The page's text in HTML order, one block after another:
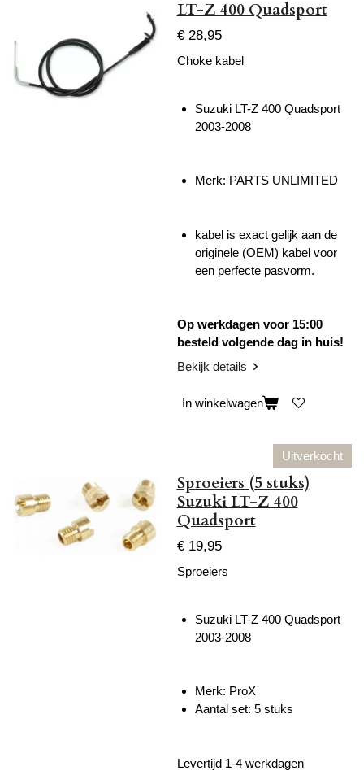
LT-Z 400 Quadsport
€ 28,95
Choke kabel
Suzuki LT-Z 400 Quadsport
2003-2008
Merk: PARTS UNLIMITED
kabel is exact gelijk aan de
originele (OEM) kabel voor
een perfecte pasvorm.
Op werkdagen voor 15:00
besteld volgende dag in huis!
Bekijk details
In winkelwagen
Uitverkocht
Sproeiers (5 stuks)
Suzuki LT-Z 400
Quadsport
€ 19,95
Sproeiers
Suzuki LT-Z 400 Quadsport
2003-2008
Merk: ProX
Aantal set: 5 stuks
Levertijd 1-4 werkdagen